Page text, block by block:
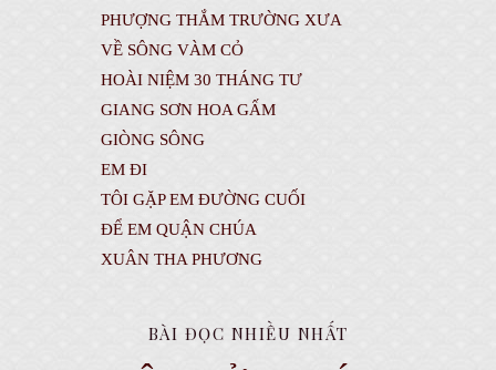
PHƯỢNG THẮM TRƯỜNG XƯA
VỀ SÔNG VÀM CỎ
HOÀI NIỆM 30 THÁNG TƯ
GIANG SƠN HOA GẤM
GIÒNG SÔNG
EM ĐI
TÔI GẶP EM ĐƯỜNG CUỐI
ĐỂ EM QUẬN CHÚA
XUÂN THA PHƯƠNG
BÀI ĐỌC NHIỀU NHẤT